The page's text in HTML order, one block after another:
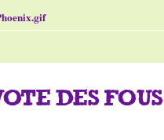
DES FOUS